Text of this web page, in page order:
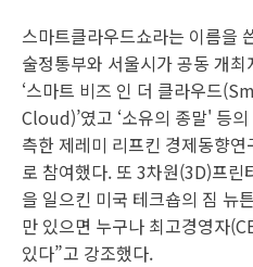
스마트클라우드쇼라는 이름을
술정통부와 서울시가 공동 개
‘스마트 비즈 인 더 클라우드
Cloud)’였고 ‘소유의 종말' 등
측한 제레미 리프킨 경제동향
로 참여했다. 또 3차원(3D)프린
을 일으킨 미국 테크숍의 짐 뉴
만 있으면 누구나 최고경영자
있다”고 강조했다.